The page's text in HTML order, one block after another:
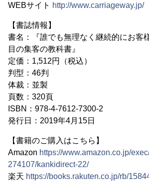
WEBサイト http://www.carriageway.jp/
【書誌情報】
書名：『誰でも無理なく継続的にお客
目の集客の教科書』
定価：1,512円（税込）
判型：46判
体裁：並製
頁数：320頁
ISBN：978-4-7612-7300-2
発行日：2019年4月15日
【書籍のご購入はこちら】
Amazon https://www.amazon.co.jp/
274107/kankidirect-22/
楽天 https://books.rakuten.co.jp/rb/